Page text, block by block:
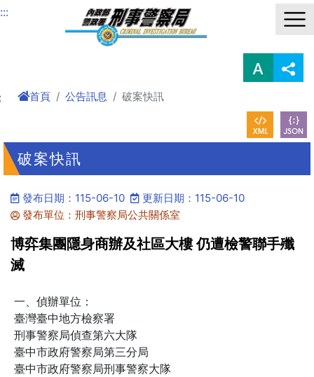
進入內容區塊
:::
首頁 公告訊息 破案快訊
破案快訊
發布日期：115-06-10
更新日期：115-06-10
發布單位：刑事警察局公共關係室
博弈集團隱身商辦及社區大樓 仍遭檢警聯手殲
滅
一、偵辦單位：
臺灣臺中地方檢察署
刑事警察局偵查第六大隊
臺中市政府警察局第三分局
臺中市政府警察局刑事警察大隊